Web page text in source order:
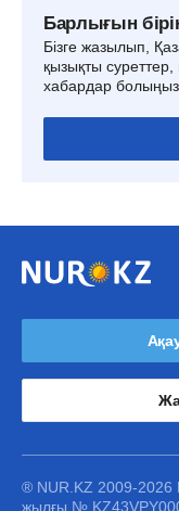
Барлығын
Бізге жазылып,
қызықты
хабардар болыңыз.
® NUR.KZ 2009-2026
жылғы №